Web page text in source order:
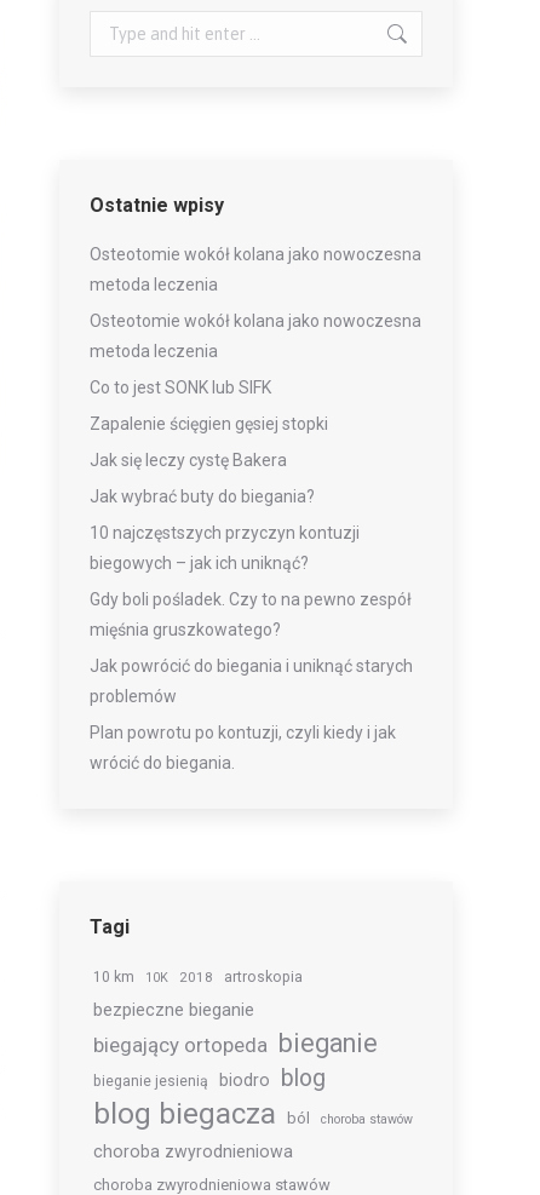
Search:
Ostatnie wpisy
Osteotomie wokół kolana jako nowoczesna
metoda leczenia
Osteotomie wokół kolana jako nowoczesna
metoda leczenia
Co to jest SONK lub SIFK
Zapalenie ścięgien gęsiej stopki
Jak się leczy cystę Bakera
Jak wybrać buty do biegania?
10 najczęstszych przyczyn kontuzji
biegowych – jak ich uniknąć?
Gdy boli pośladek. Czy to na pewno zespół
mięśnia gruszkowatego?
Jak powrócić do biegania i uniknąć starych
problemów
Plan powrotu po kontuzji, czyli kiedy i jak
wrócić do biegania.
Tagi
10 km 10K 2018 artroskopia
bezpieczne bieganie
biegający ortopeda bieganie
bieganie jesienią biodro blog
blog biegacza ból choroba stawów
choroba zwyrodnieniowa
choroba zwyrodnieniowa stawów